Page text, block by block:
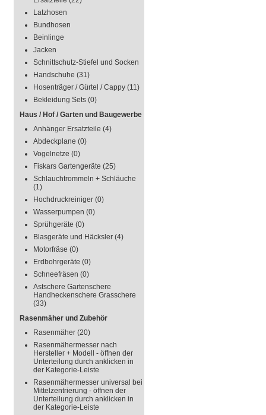
Latzhosen
Bundhosen
Beinlinge
Jacken
Schnittschutz-Stiefel und Socken
Handschuhe (31)
Hosenträger / Gürtel / Cappy (11)
Bekleidung Sets (0)
Haus / Hof / Garten und Baugewerbe
Anhänger Ersatzteile (4)
Abdeckplane (0)
Vogelnetze (0)
Fiskars Gartengeräte (25)
Schlauchtrommeln + Schläuche
(1)
Hochdruckreiniger (0)
Wasserpumpen (0)
Sprühgeräte (0)
Blasgeräte und Häcksler (4)
Motorfräse (0)
Erdbohrgeräte (0)
Schneefräsen (0)
Astschere Gartenschere
Handheckenschere Grasschere
(33)
Rasenmäher und Zubehör
Rasenmäher (20)
Rasenmähermesser nach
Hersteller + Modell - öffnen der
Unterteilung durch anklicken in
der Kategorie-Leiste
Rasenmähermesser universal bei
Mittelzentrierung - öffnen der
Unterteilung durch anklicken in
der Kategorie-Leiste